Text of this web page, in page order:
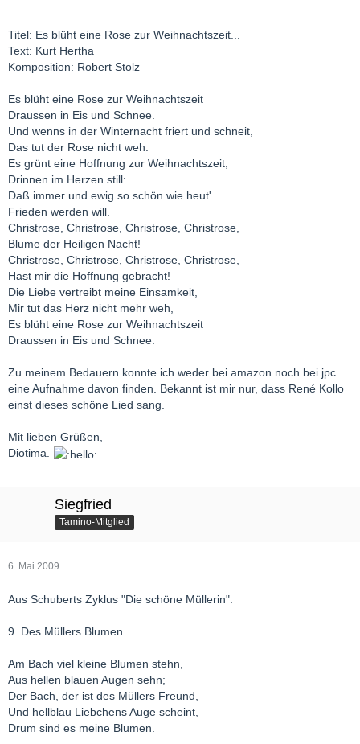
Titel: Es blüht eine Rose zur Weihnachtszeit...
Text: Kurt Hertha
Komposition: Robert Stolz
Es blüht eine Rose zur Weihnachtszeit
Draussen in Eis und Schnee.
Und wenns in der Winternacht friert und schneit,
Das tut der Rose nicht weh.
Es grünt eine Hoffnung zur Weihnachtszeit,
Drinnen im Herzen still:
Daß immer und ewig so schön wie heut'
Frieden werden will.
Christrose, Christrose, Christrose, Christrose,
Blume der Heiligen Nacht!
Christrose, Christrose, Christrose, Christrose,
Hast mir die Hoffnung gebracht!
Die Liebe vertreibt meine Einsamkeit,
Mir tut das Herz nicht mehr weh,
Es blüht eine Rose zur Weihnachtszeit
Draussen in Eis und Schnee.
Zu meinem Bedauern konnte ich weder bei amazon noch bei jpc
eine Aufnahme davon finden. Bekannt ist mir nur, dass René Kollo
einst dieses schöne Lied sang.
Mit lieben Grüßen,
Diotima.
Siegfried
Tamino-Mitglied
6. Mai 2009
Aus Schuberts Zyklus "Die schöne Müllerin":
9. Des Müllers Blumen
Am Bach viel kleine Blumen stehn,
Aus hellen blauen Augen sehn;
Der Bach, der ist des Müllers Freund,
Und hellblau Liebchens Auge scheint,
Drum sind es meine Blumen.